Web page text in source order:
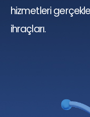
hizmetleri
ihraçları.